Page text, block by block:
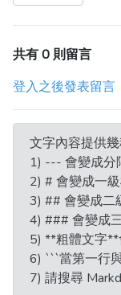
共有 0 則留言
登入之後發表留言
文字內容提供幾
1) --- 會變成分
2) # 會變成一
3) ## 會變成二
4) ### 會變成
5) **粗體文字
6) ```當第一行
7) 請搜尋